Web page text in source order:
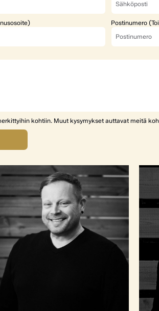
Postinumero
kohtiin. Muut kysymykset auttavat meitä